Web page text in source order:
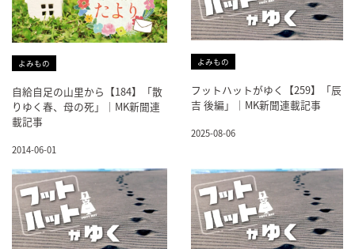
よみもの
自給自足の山里から【184】「散
りゆく春、母の死」｜MK新聞連
載記事
2014-06-01
よみもの
フットハットがゆく【259】「辰
吉 後編」｜MK新聞連載記事
2025-08-06